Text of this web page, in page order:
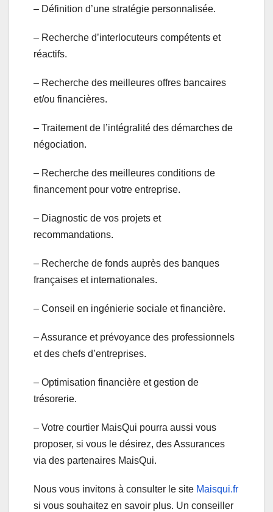
– Définition d’une stratégie personnalisée.
– Recherche d’interlocuteurs compétents et
réactifs.
– Recherche des meilleures offres bancaires
et/ou financières.
– Traitement de l’intégralité des démarches de
négociation.
– Recherche des meilleures conditions de
financement pour votre entreprise.
– Diagnostic de vos projets et
recommandations.
– Recherche de fonds auprès des banques
françaises et internationales.
– Conseil en ingénierie sociale et financière.
– Assurance et prévoyance des professionnels
et des chefs d’entreprises.
– Optimisation financière et gestion de
trésorerie.
– Votre courtier MaisQui pourra aussi vous
proposer, si vous le désirez, des Assurances
via des partenaires MaisQui.
Nous vous invitons à consulter le site Maisqui.fr
si vous souhaitez en savoir plus. Un conseiller